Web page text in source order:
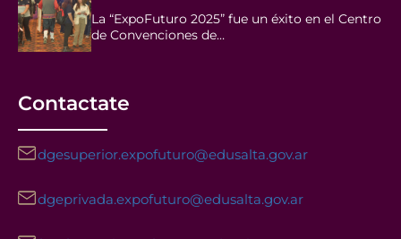
La “ExpoFuturo 2025” fue un éxito en el Centro
de Convenciones de…
Contactate
dgesuperior.expofuturo@edusalta.gov.ar
dgeprivada.expofuturo@edusalta.gov.ar